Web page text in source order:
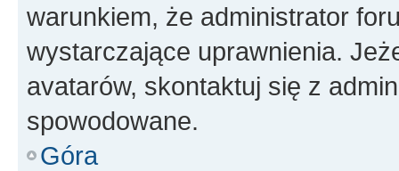
warunkiem, że administrator
wystarczające uprawnienia.
avatarów, skontaktuj się z
spowodowane.
Góra